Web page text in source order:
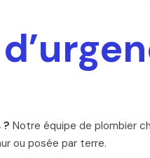
? Notre équipe de plombier
ou posée par terre.